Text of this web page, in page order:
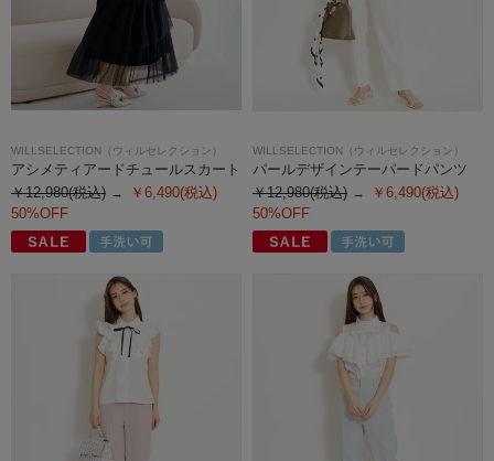
WILLSELECTION（ウィルセレクション）
アシメティアードチュールスカート
￥12,980(税込)
￥6,490(税込)
50%OFF
WILLSELECTION（ウィルセレクション）
パールデザインテーパードパンツ
￥12,980(税込)
￥6,490(税込)
50%OFF